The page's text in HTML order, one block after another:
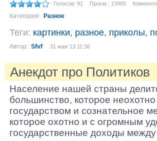
Голосов: 91 Просм.: 13905
Категория: Разное
Теги: картинки, разное, приколы,
Автор: Sfvf 31 мая´13 11:36
Анекдот про Политиков
Население нашей страны
большинство, которое
государством и сознательное
которое охотно и с огромным
государственные доходы